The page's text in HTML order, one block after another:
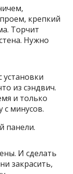
крепкий
Торчит
Нужно
установки
из сэндвич.
и только
с минусов.
панели.
И сделать
закрасить,